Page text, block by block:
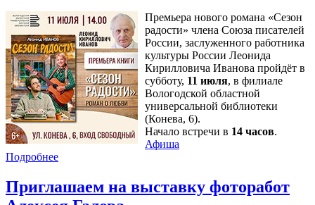
Премьера нового романа «Сезон
радости» члена Союза писателей
России, заслуженного работника
культуры России Леонида
Кирилловича Иванова пройдёт в
субботу, 11 июля, в филиале
Вологодской областной
универсальной библиотеки
(Конева, 6).
Начало встречи в 14 часов.
Афиша
Подробнее
Приглашаем на выставку фоторабот